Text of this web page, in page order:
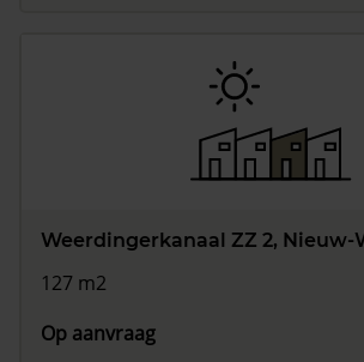
Weerdingerkanaal ZZ 2, Nieuw-
127 m2
Op aanvraag